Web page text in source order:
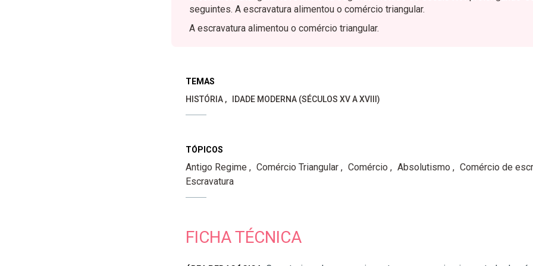
seguintes. A escravatura alimentou o comércio triangular.
A escravatura alimentou o comércio triangular.
TEMAS
HISTÓRIA
IDADE MODERNA (SÉCULOS XV A XVIII)
TÓPICOS
Antigo Regime Comércio Triangular Comércio Absolutismo
Comércio de
Escravatura
FICHA TÉCNICA